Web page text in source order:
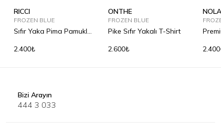
RICCI
FROZEN BLUE
Sıfır Yaka Pima Pamuklu
2.400₺
ONTHE
FROZEN BLUE
Pike Sıfır Yakalı T-Shirt
2.600₺
Bizi Arayın
444 3 033